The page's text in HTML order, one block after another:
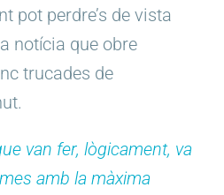
pot perdre’s de vista
notícia que obre
trucades de
van fer, lògicament, va
amb la màxima